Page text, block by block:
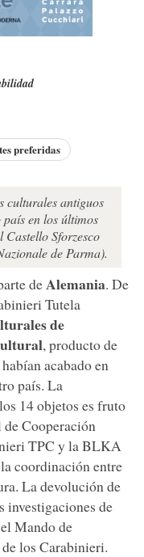
preferidas
culturales antiguos
en los últimos
Castello Sforzesco
de Parma).
deAlemania. De
Tutela
de
, producto de
acabado en
país. La
14 objetos es fruto
Cooperación
TPC y la BLKA
coordinación entre
La devolución de
investigaciones de
Mando de
los Carabinieri.